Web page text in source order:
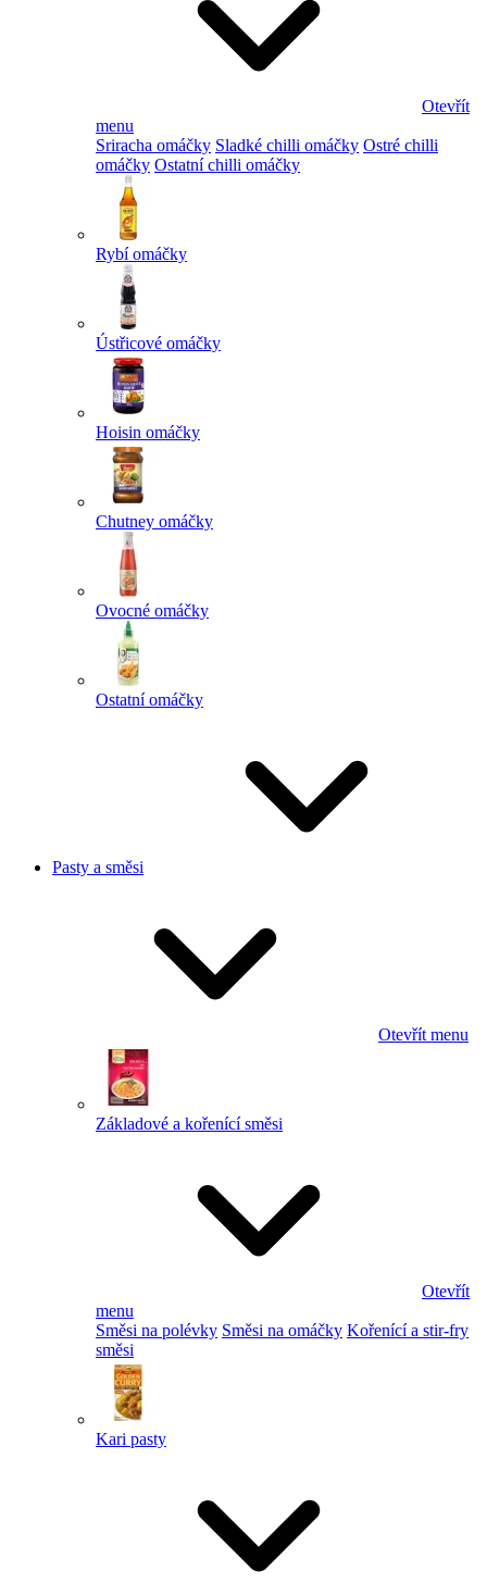
Otevřít
menu
Sriracha omáčky Sladké chilli omáčky Ostré chilli
omáčky Ostatní chilli omáčky
Rybí omáčky
Ústřicové omáčky
Hoisin omáčky
Chutney omáčky
Ovocné omáčky
Ostatní omáčky
Pasty a směsi
Otevřít menu
Základové a kořenící směsi
Otevřít
menu
Směsi na polévky Směsi na omáčky Kořenící a stir-fry
směsi
Kari pasty